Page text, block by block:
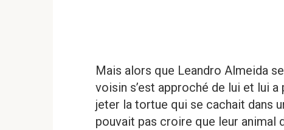
Mais alors que Leandro Almeida
voisin s’est approché de lui et lui
jeter la tortue qui se cachait dans
pouvait pas croire que leur animal